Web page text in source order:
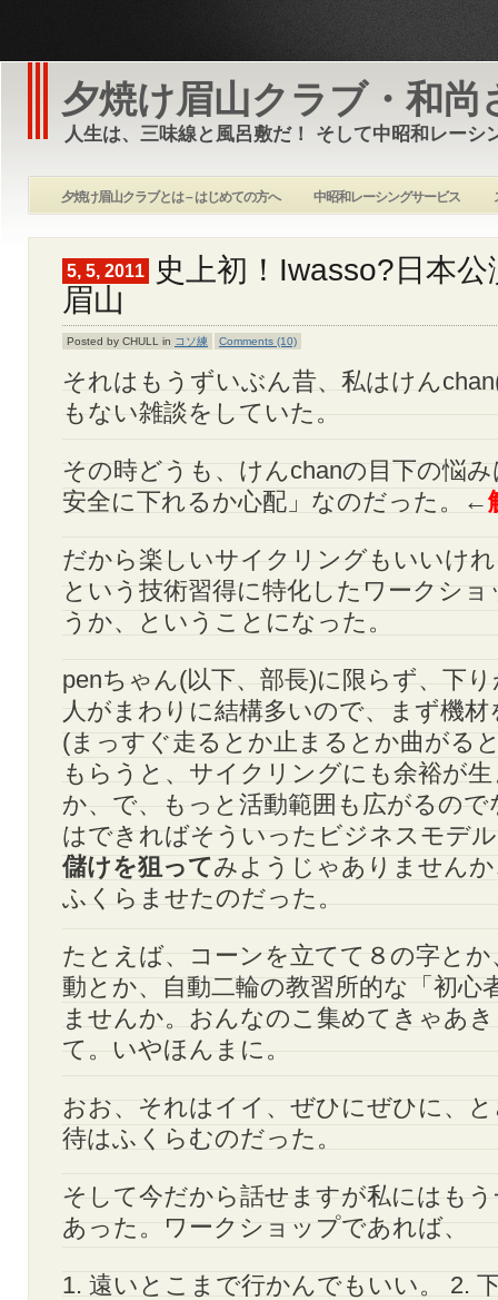
夕焼け眉山クラブ・和尚
人生は、三味線と風呂敷だ！ そして中昭和レーシ
夕焼け眉山クラブとは – はじめての方へ 中昭和レーシングサービス
5, 5, 2011
史上初！Iwasso?日本
眉山
Posted by CHULL in コソ練 Comments (10)
それはもうずいぶん昔、私はけん
もない雑談をしていた。
その時どうも、けんchanの目下の悩
安全に下れるか心配」なのだった。←
だから楽しいサイクリングもいいけ
という技術習得に特化したワークシ
うか、ということになった。
penちゃん(以下、部長)に限らず、下
人がまわりに結構多いので、まず機
(まっすぐ走るとか止まるとか曲がる
もらうと、サイクリングにも余裕が
か、で、もっと活動範囲も広がるの
はできればそういったビジネスモデ
儲けを狙ってみようじゃありません
ふくらませたのだった。
たとえば、コーンを立てて８の字と
動とか、自動二輪の教習所的な「初心
ませんか。おんなのこ集めてきゃあ
て。いやほんまに。
おお、それはイイ、ぜひにぜひに、
待はふくらむのだった。
そして今だから話せますが私にはも
あった。ワークショップであれば、
1. 遠いとこまで行かんでもいい。 2.